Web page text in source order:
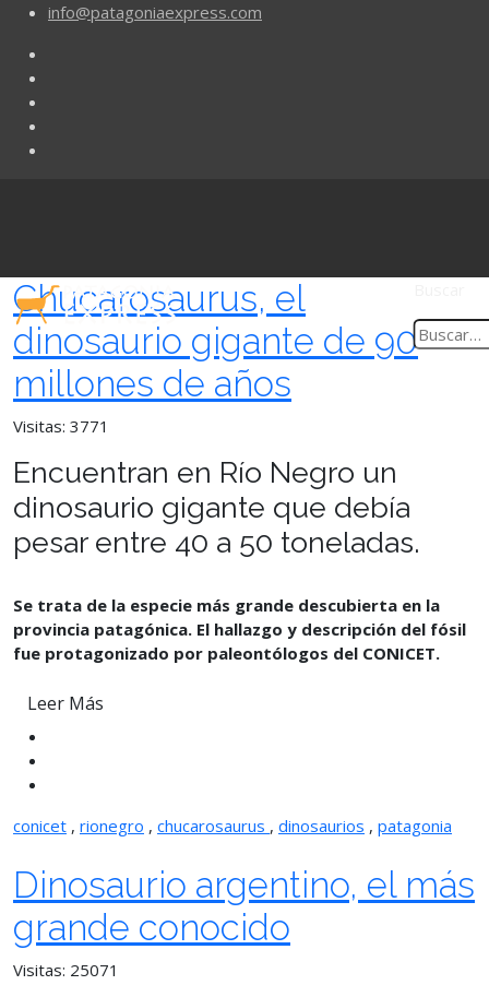
info@patagoniaexpress.com
Chucarosaurus, el
dinosaurio gigante de 90
millones de años
Visitas: 3771
Encuentran en Río Negro un
dinosaurio gigante que debía
pesar entre 40 a 50 toneladas.
Se trata de la especie más grande descubierta en la
provincia patagónica. El hallazgo y descripción del fósil
fue protagonizado por paleontólogos del CONICET.
Leer Más
conicet , rionegro , chucarosaurus , dinosaurios , patagonia
Dinosaurio argentino, el más
grande conocido
Visitas: 25071